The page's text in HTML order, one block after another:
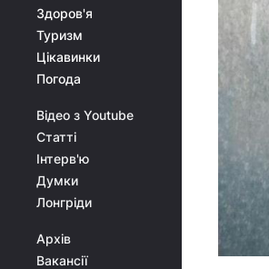
Здоров'я
Туризм
Цікавинки
Погода
Відео з Youtube
Статті
Інтерв'ю
Думки
Лонгріди
Архів
Вакансії